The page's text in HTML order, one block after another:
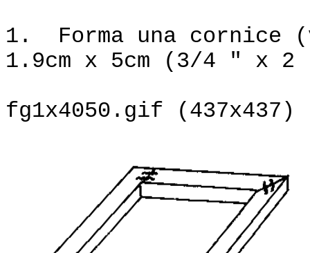
1. Forma una cornice
1.9cm x 5cm (3/4 " x
fg1x4050.gif (437x437)